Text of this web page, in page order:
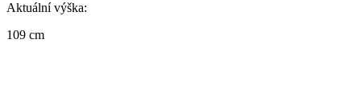
Aktuální výška:
109 cm